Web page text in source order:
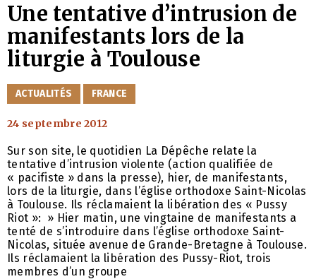
Une tentative d’intrusion de
manifestants lors de la
liturgie à Toulouse
CATÉGORIES
ACTUALITÉS FRANCE
24 septembre 2012
Sur son site, le quotidien La Dépêche relate la
tentative d’intrusion violente (action qualifiée de
« pacifiste » dans la presse), hier, de manifestants,
lors de la liturgie, dans l’église orthodoxe Saint-Nicolas
à Toulouse. Ils réclamaient la libération des « Pussy
Riot »: » Hier matin, une vingtaine de manifestants a
tenté de s’introduire dans l’église orthodoxe Saint-
Nicolas, située avenue de Grande-Bretagne à Toulouse.
Ils réclamaient la libération des Pussy-Riot, trois
membres d’un groupe